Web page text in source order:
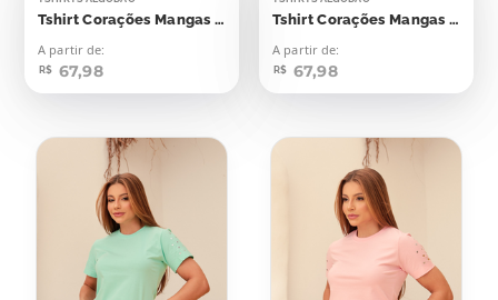
Tshirt Corações Mangas Aplicação
A partir de:
R$ 67,98
Tshirt Corações Mangas Aplicação
A partir de:
R$ 67,98